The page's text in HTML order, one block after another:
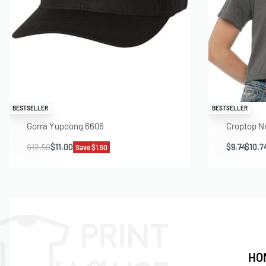
BESTSELLER
Gorra Yupoong 6606
$12.50$11.00 Save $1.50
BESTSELLER
Croptop
$9.74$